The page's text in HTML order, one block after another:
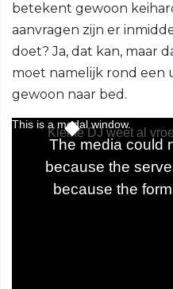
betekent gewoon
aanvragen zijn er
doet? Ja, dat kan, maar
moet namelijk rond een
gewoon naar bed.